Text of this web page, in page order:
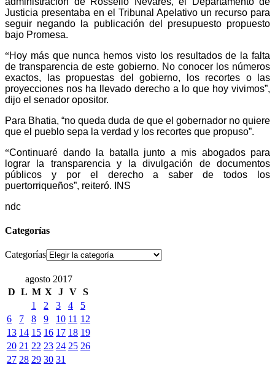
Justicia presentaba en el Tribunal Apelativo un recurso para
seguir negando la publicación del presupuesto propuesto
bajo Promesa.
“Hoy más que nunca hemos visto los resultados de la falta
de transparencia de este gobierno. No conocer los números
exactos, las propuestas del gobierno, los recortes o las
proyecciones nos ha llevado derecho a lo que hoy vivimos”,
dijo el senador opositor.
Para Bhatia, “no queda duda de que el gobernador no quiere
que el pueblo sepa la verdad y los recortes que propuso”.
“Continuaré dando la batalla junto a mis abogados para
lograr la transparencia y la divulgación de documentos
públicos y por el derecho a saber de todos los
puertorriqueños”, reiteró. INS
ndc
Categorías
Categorías
agosto 2017
D L M X J V S
1
2 3 4
5
6
7 8 9 10 11 12
13 14 15 16 17 18 19
20 21 22 23 24 25 26
27 28 29 30 31